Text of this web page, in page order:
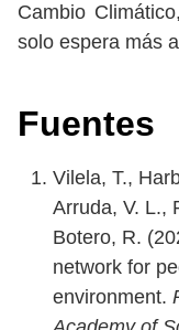
Cambio
solo espera más
Fuentes
Vilela, T.,
Arruda, V. L.,
Botero, R.
network for
environment.